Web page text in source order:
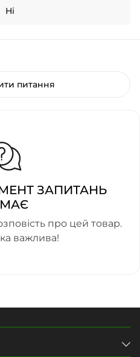
Ні
питання
ЗАПИТАНЬ
про цей товар.
важлива!